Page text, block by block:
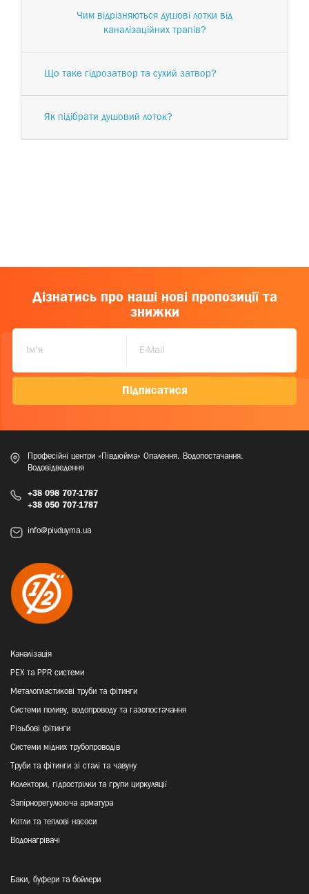
Чим відрізняються душові лотки від
каналізаційних трапів?
Що таке гідрозатвор та сухий затвор?
Як підібрати душовий лоток?
Дізнатись про наші нові пропозиції та
знижки
Підписатися
Професійні центри «Півдюйма» Опалення. Водопостачання.
Водовідведення
+38 098 707-1787
+38 050 707-1787
info@pivduyma.ua
Каналізація
PEX та PPR системи
Металопластикові труби та фітинги
Системи поливу, водопроводу та газопостачання
Різьбові фітинги
Системи мідних трубопроводів
Труби та фітинги зі сталі та чавуну
Колектори, гідрострілки та групи циркуляції
Запірнорегулююча арматура
Котли та теплові насоси
Водонагрівачі
Баки, буфери та бойлери